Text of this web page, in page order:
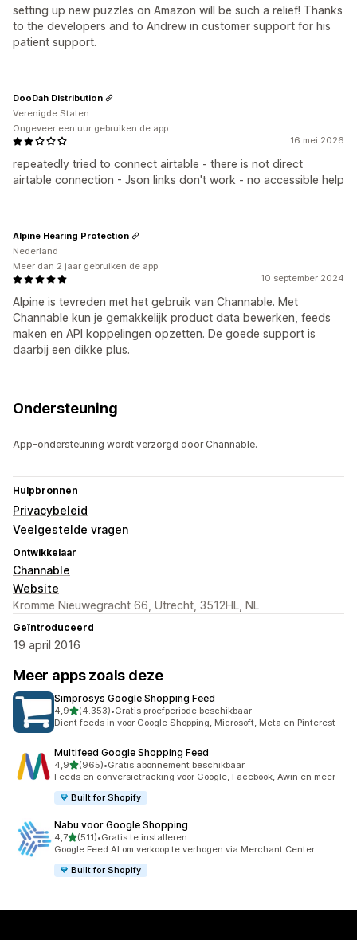
setting up new puzzles on Amazon will be such a relief! Thanks
to the developers and to Andrew in customer support for his
patient support.
16 mei 2026
repeatedly tried to connect airtable - there is not direct
airtable connection - Json links don't work - no accessible help
DooDah Distribution
Verenigde Staten
Ongeveer een uur gebruiken de app
10 september 2024
Alpine is tevreden met het gebruik van Channable. Met
Channable kun je gemakkelijk product data bewerken, feeds
maken en API koppelingen opzetten. De goede support is
daarbij een dikke plus.
Alpine Hearing Protection
Nederland
Meer dan 2 jaar gebruiken de app
Ondersteuning
App-ondersteuning wordt verzorgd door Channable.
Hulpbronnen
Privacybeleid
Veelgestelde vragen
Ontwikkelaar
Channable
Website
Kromme Nieuwegracht 66, Utrecht, 3512HL, NL
Geïntroduceerd
19 april 2016
Meer apps zoals deze
Simprosys Google Shopping Feed
4,9van 5 sterren
(4.353)
4353 recensies in totaal
•Gratis proefperiode beschikbaar
Dient feeds in voor Google Shopping, Microsoft, Meta en Pinterest
Multifeed Google Shopping Feed
4,9van 5 sterren
(965)
965 recensies in totaal
•Gratis abonnement beschikbaar
Feeds en conversietracking voor Google, Facebook, Awin en meer
Built for Shopify
Nabu voor Google Shopping
4,7van 5 sterren
(511)
511 recensies in totaal
•Gratis te installeren
Google Feed AI om verkoop te verhogen via Merchant Center.
Built for Shopify